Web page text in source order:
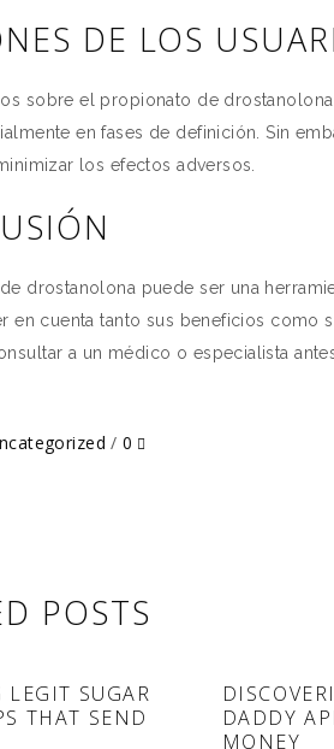
DE LOS
sobre el propionato de
en fases de definición. Sin
los efectos adversos.
drostanolona puede ser una
en cuenta tanto sus beneficios como
a un médico o especialista
0
POSTS
SUGAR
THAT SEND
DADDY
MONEY